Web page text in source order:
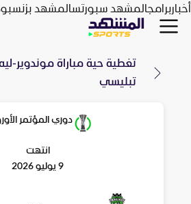
أخباربرامجالمشهد سبورتسالمشهد بزنس
تغطية حية مباراة موندوير-
تبليسي
دوري المؤتمر
انتهت
9 يوليو 2026